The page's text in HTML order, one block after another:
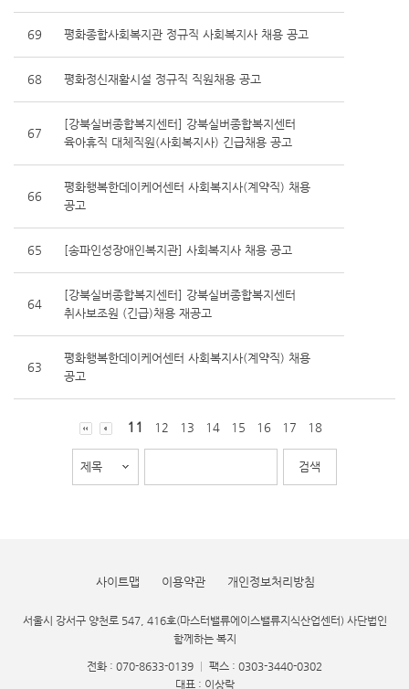
69 평화종합사회복지관 정규직 사회복지사 채용 공고
68 평화정신재활시설 정규직 직원채용 공고
67
[강북실버종합복지센터] 강북실버종합복지센터
육아휴직 대체직원(사회복지사) 긴급채용 공고
66
평화행복한데이케어센터 사회복지사(계약직) 채용
공고
65 [송파인성장애인복지관] 사회복지사 채용 공고
64
[강북실버종합복지센터] 강북실버종합복지센터
취사보조원 (긴급)채용 재공고
63
평화행복한데이케어센터 사회복지사(계약직) 채용
공고
11 12 13 14 15 16 17 18
사이트맵 이용약관 개인정보처리방침
서울시 강서구 양천로 547, 416호(마스터밸류에이스밸류지식산업센터) 사단법인
함께하는 복지
전화 : 070-8633-0139
팩스 : 0303-3440-0302
대표 : 이상락